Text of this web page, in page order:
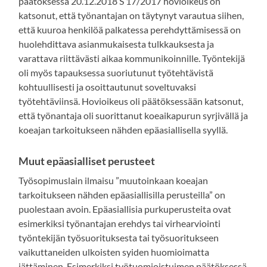
katsonut, että työnantajan on täytynyt varautua siihen,
että kuuroa henkilöä palkatessa perehdyttämisessä on
huolehdittava asianmukaisesta tulkkauksesta ja
varattava riittävästi aikaa kommunikoinnille. Työntekijä
oli myös tapauksessa suoriutunut työtehtävistä
kohtuullisesti ja osoittautunut soveltuvaksi
työtehtäviinsä. Hovioikeus oli päätöksessään katsonut,
että työnantaja oli suorittanut koeaikapurun syrjivällä ja
koeajan tarkoitukseen nähden epäasiallisella syyllä.
Muut epäasialliset perusteet
Työsopimuslain ilmaisu ”muutoinkaan koeajan
tarkoitukseen nähden epäasiallisilla perusteilla” on
puolestaan avoin. Epäasiallisia purkuperusteita ovat
esimerkiksi työnantajan erehdys tai virhearviointi
työntekijän työsuorituksesta tai työsuoritukseen
vaikuttaneiden ulkoisten syiden huomioimatta